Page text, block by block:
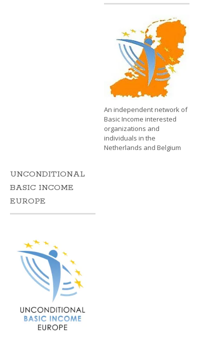
An independent network of
Basic Income interested
organizations and
individuals in the
Netherlands and Belgium
UNCONDITIONAL
BASIC INCOME
EUROPE